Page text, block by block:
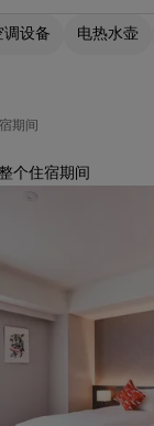
调设备 电热水壶
期间
个住宿期间